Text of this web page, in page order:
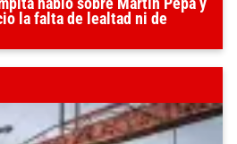
habló sobre Martín Pepa y
la falta de lealtad ni de